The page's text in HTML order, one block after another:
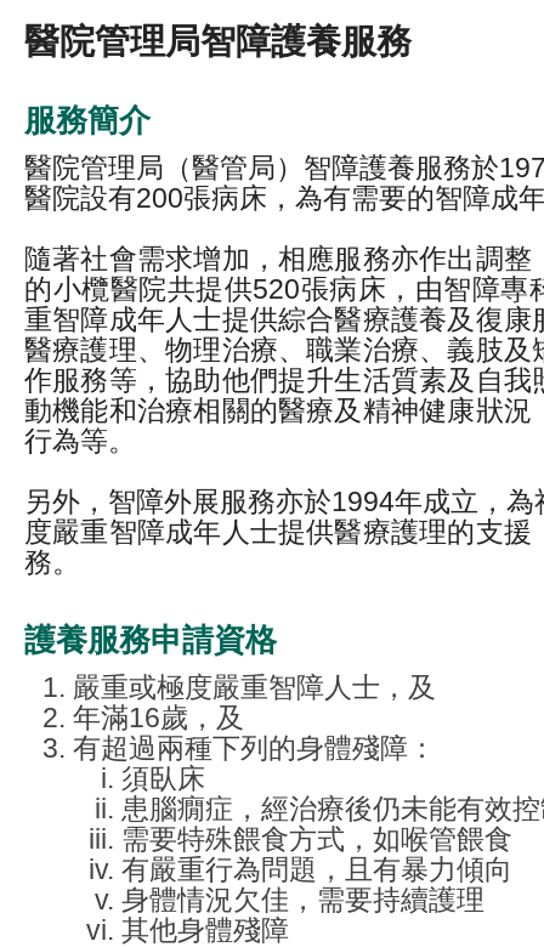
醫院管理局智障護養服務
服務簡介
醫院管理局（醫管局）智障護養服務於
醫院設有200張病床，為有需要的智障成
隨著社會需求增加，相應服務亦作出調
的小欖醫院共提供520張病床，由智障專
重智障成年人士提供綜合醫療護養及復康
醫療護理、物理治療、職業治療、義肢及
作服務等，協助他們提升生活質素及自我
動機能和治療相關的醫療及精神健康狀況
行為等。
另外，智障外展服務亦於1994年成立，
度嚴重智障成年人士提供醫療護理的支
務。
護養服務申請資格
嚴重或極度嚴重智障人士，及
年滿16歲，及
有超過兩種下列的身體殘障：
須臥床
患腦癇症，經治療後仍未能有效
需要特殊餵食方式，如喉管餵食
有嚴重行為問題，且有暴力傾向
身體情況欠佳，需要持續護理
其他身體殘障